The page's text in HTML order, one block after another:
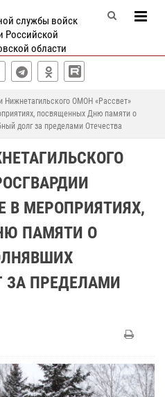
службы войск
Российской
области
Нижнетагильского ОМОН «Рассвет»
посвященных Дню памяти о
долг за пределами Отечества
В МЕРОПРИЯТИЯХ,
ПАМЯТИ О
ПРЕДЕЛАМИ